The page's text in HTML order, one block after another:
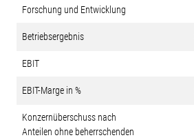
Forschung und Entwicklung
Betriebsergebnis
EBIT
EBIT-Marge in %
Konzernüberschuss nach
Anteilen ohne beherrschenden